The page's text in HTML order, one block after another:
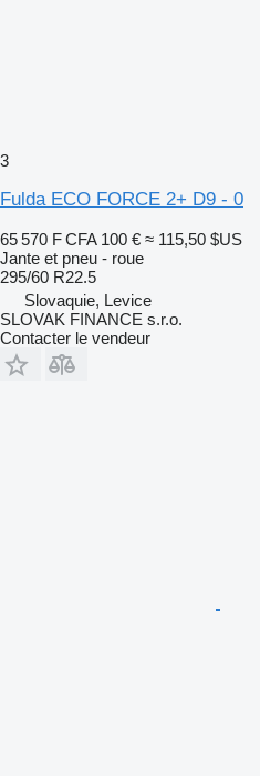
3
Fulda ECO FORCE 2+ D9 - 0
65 570 F CFA 100 € ≈ 115,50 $US
Jante et pneu - roue
295/60 R22.5
Slovaquie, Levice
SLOVAK FINANCE s.r.o.
Contacter le vendeur